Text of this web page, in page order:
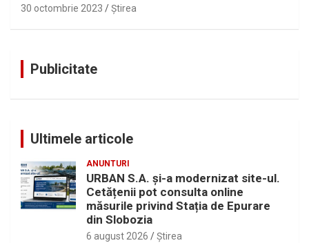
30 octombrie 2023 Ştirea
Publicitate
Ultimele articole
ANUNTURI
URBAN S.A. și-a modernizat site-ul.
Cetățenii pot consulta online
măsurile privind Stația de Epurare
din Slobozia
6 august 2026 Ştirea